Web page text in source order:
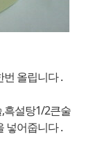
올립니다 .
흑설탕1/2큰술
넣어줍니다 .